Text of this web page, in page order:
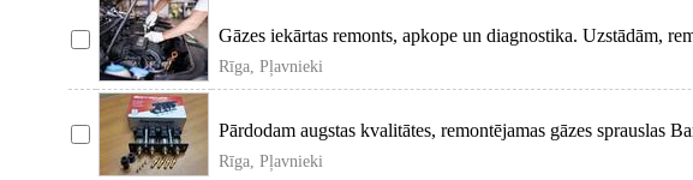
Gāzes iekārtas remonts, apkope un diagnostika. Uzstādām,
kompjūterdia
Rīga, Pļavnieki
Pārdodam augstas kvalitātes, remontējamas gāzes sprauslas
(Polija) 1 c
Rīga, Pļavnieki